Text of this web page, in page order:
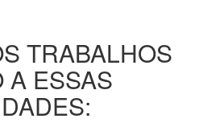
TRABALHOS
A ESSAS